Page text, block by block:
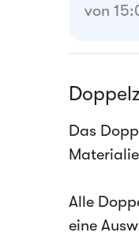
von
Das
Alle
eine